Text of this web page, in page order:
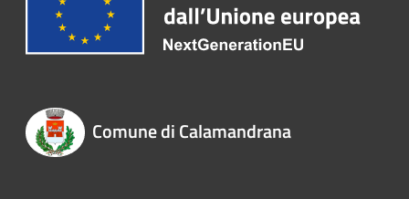
Comune di Calamandrana